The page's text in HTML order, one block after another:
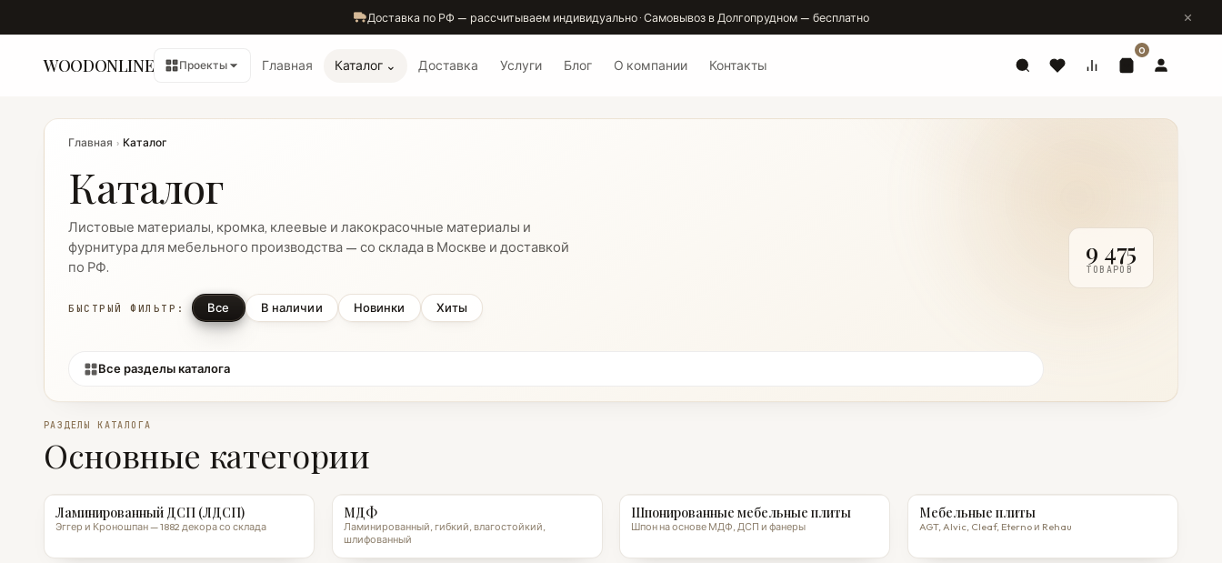
Доставка по РФ — рассчитываем индивидуально · Самовывоз в Долгопрудном — бесплатно
WOODONLINE Проекты Главная Каталог ⌄ Доставка Услуги Блог О компании Контакты
0
Главная › Каталог
Каталог
Листовые материалы, кромка, клеевые и лакокрасочные материалы и
фурнитура для мебельного производства — со склада в Москве и доставкой
по РФ.
Все разделы каталога
9 475
ТОВАРОВ
БЫСТРЫЙ ФИЛЬТР: Все В наличии Новинки Хиты
РАЗДЕЛЫ КАТАЛОГА
Основные категории
Ламинированный ДСП (ЛДСП)
Эггер и Кроношпан — 1882 декора со склада
МДФ
Ламинированный, гибкий, влагостойкий,
шлифованный
Шпонированные мебельные плиты
Шпон на основе МДФ, ДСП и фанеры
Мебельные плиты
AGT, Alvic, Cleaf, Eterno и Rehau